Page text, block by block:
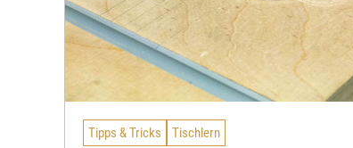
Tipps & Tricks Tischlern